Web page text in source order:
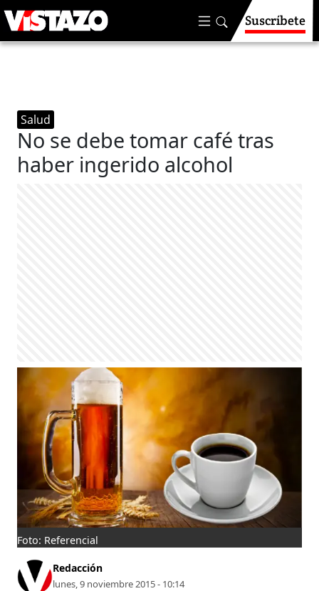
Suscríbete
Salud
No se debe tomar café tras
haber ingerido alcohol
Foto: Referencial
Redacción
lunes, 9 noviembre 2015 - 10:14